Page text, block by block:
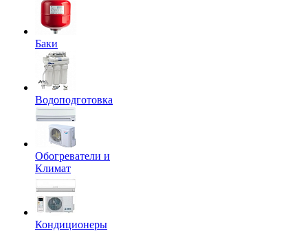
Баки
Водоподготовка
Обогреватели и
Климат
Кондиционеры